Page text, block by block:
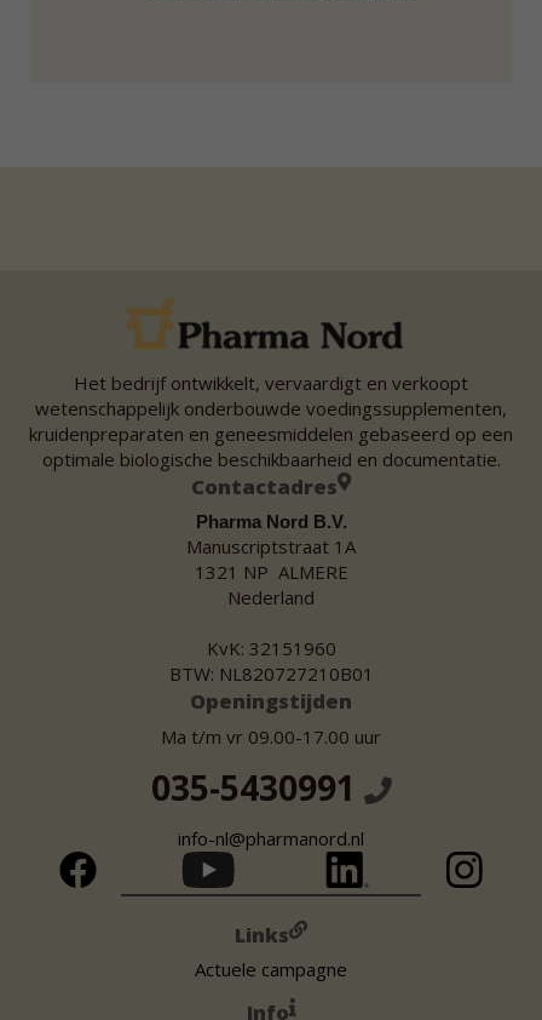
Het bedrijf ontwikkelt, vervaardigt en verkoopt
wetenschappelijk onderbouwde voedingssupplementen,
kruidenpreparaten en geneesmiddelen gebaseerd op een
optimale biologische beschikbaarheid en documentatie.
Contactadres
Pharma Nord B.V.
Manuscriptstraat 1A
1321 NP ALMERE
Nederland
KvK: 32151960
BTW: NL820727210B01
Openingstijden
Ma t/m vr 09.00-17.00 uur
035-5430991
info-nl@pharmanord.nl
Links
Actuele campagne
Info